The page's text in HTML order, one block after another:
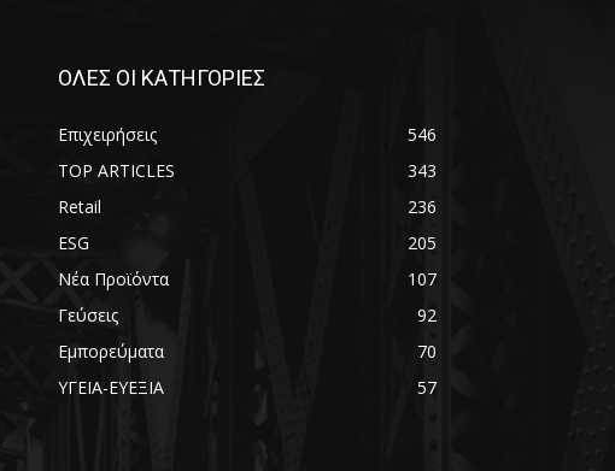
ΟΛΕΣ ΟΙ ΚΑΤΗΓΟΡΙΕΣ
Επιχειρήσεις
546
TOP ARTICLES
343
Retail
236
ESG
205
Νέα Προϊόντα
107
Γεύσεις
92
Εμπορεύματα
70
ΥΓΕΙΑ-ΕΥΕΞΙΑ
57